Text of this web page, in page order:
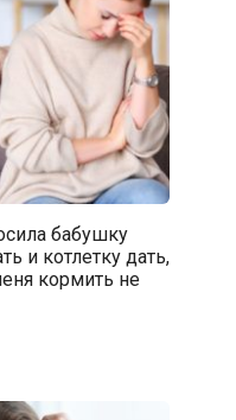
бабушку
и котлетку дать,
кормить не